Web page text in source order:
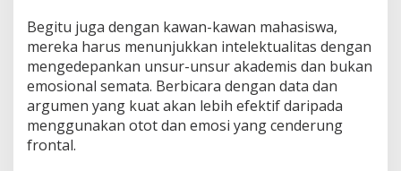
Begitu juga dengan kawan-kawan mahasiswa,
mereka harus menunjukkan intelektualitas dengan
mengedepankan unsur-unsur akademis dan bukan
emosional semata. Berbicara dengan data dan
argumen yang kuat akan lebih efektif daripada
menggunakan otot dan emosi yang cenderung
frontal.